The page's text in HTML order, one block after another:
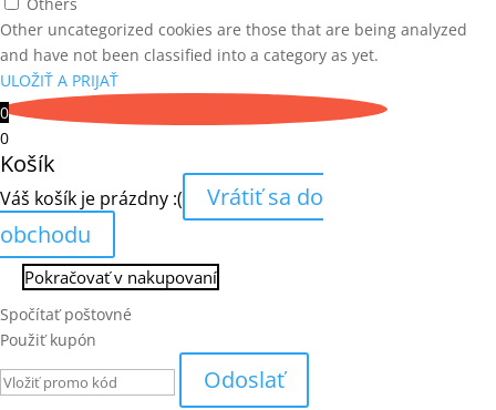
Other uncategorized cookies are those that are being analyzed
and have not been classified into a category as yet.
ULOŽIŤ A PRIJAŤ
0
0
Košík
Váš košík je prázdny :(
Vrátiť sa do
obchodu
Pokračovať v nakupovaní
Spočítať poštovné
Použiť kupón
Odoslať